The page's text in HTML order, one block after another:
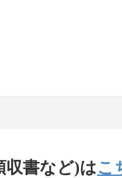
収書など)はこ